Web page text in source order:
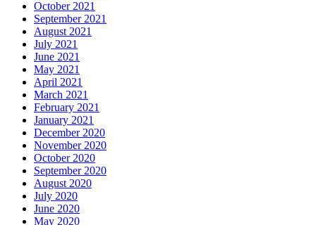
October 2021
September 2021
August 2021
July 2021
June 2021
May 2021
April 2021
March 2021
February 2021
January 2021
December 2020
November 2020
October 2020
September 2020
August 2020
July 2020
June 2020
May 2020